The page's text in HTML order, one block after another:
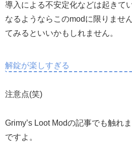
導入による不安定化などは起きて
なるようならこのmodに限りませ
てみるといいかもしれません。
解錠が楽しすぎる
注意点(笑)
Grimy’s Loot Modの記事でも触れ
ですよ。